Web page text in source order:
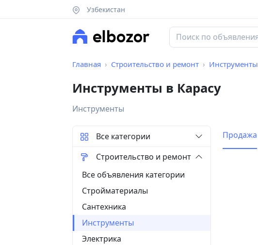
Узбекистан
Главная Строительство и ремонт Инструменты
Инструменты в Карасу
Инструменты
Продажа
Все категории
Строительство и ремонт
Все объявления категории
Стройматериалы
Сантехника
Инструменты
Электрика